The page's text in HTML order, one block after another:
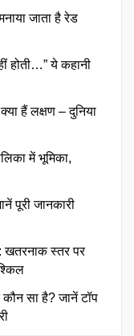
जाता है रेड
होती…” ये कहानी
हैं लक्षण – दुनिया
में भूमिका,
पूरी जानकारी
स्तर पर
सा है? जानें टॉप